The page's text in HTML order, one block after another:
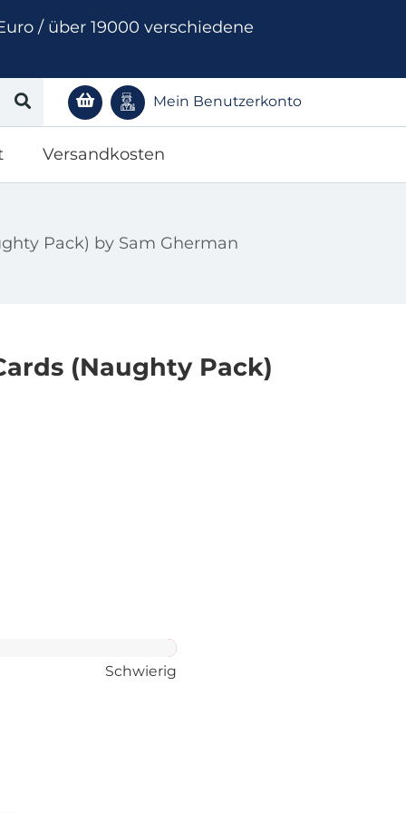
/ über 19000 verschiedene
Mein Benutzerkonto
Versandkosten
Pack) by Sam Gherman
(Naughty Pack)
Schwierig